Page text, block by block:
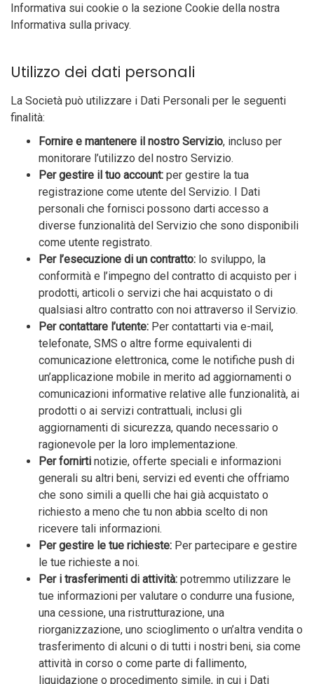
Informativa sui cookie o la sezione Cookie della nostra
Informativa sulla privacy.
Utilizzo dei dati personali
La Società può utilizzare i Dati Personali per le seguenti
finalità:
Fornire e mantenere il nostro Servizio, incluso per
monitorare l’utilizzo del nostro Servizio.
Per gestire il tuo account: per gestire la tua
registrazione come utente del Servizio. I Dati
personali che fornisci possono darti accesso a
diverse funzionalità del Servizio che sono disponibili
come utente registrato.
Per l’esecuzione di un contratto: lo sviluppo, la
conformità e l’impegno del contratto di acquisto per i
prodotti, articoli o servizi che hai acquistato o di
qualsiasi altro contratto con noi attraverso il Servizio.
Per contattare l’utente: Per contattarti via e-mail,
telefonate, SMS o altre forme equivalenti di
comunicazione elettronica, come le notifiche push di
un’applicazione mobile in merito ad aggiornamenti o
comunicazioni informative relative alle funzionalità, ai
prodotti o ai servizi contrattuali, inclusi gli
aggiornamenti di sicurezza, quando necessario o
ragionevole per la loro implementazione.
Per fornirti notizie, offerte speciali e informazioni
generali su altri beni, servizi ed eventi che offriamo
che sono simili a quelli che hai già acquistato o
richiesto a meno che tu non abbia scelto di non
ricevere tali informazioni.
Per gestire le tue richieste: Per partecipare e gestire
le tue richieste a noi.
Per i trasferimenti di attività: potremmo utilizzare le
tue informazioni per valutare o condurre una fusione,
una cessione, una ristrutturazione, una
riorganizzazione, uno scioglimento o un’altra vendita o
trasferimento di alcuni o di tutti i nostri beni, sia come
attività in corso o come parte di fallimento,
liquidazione o procedimento simile, in cui i Dati